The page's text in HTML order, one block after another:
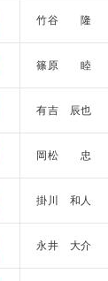
竹谷 隆
篠原 睦
有吉 辰也
岡松 忠
掛川 和人
永井 大介